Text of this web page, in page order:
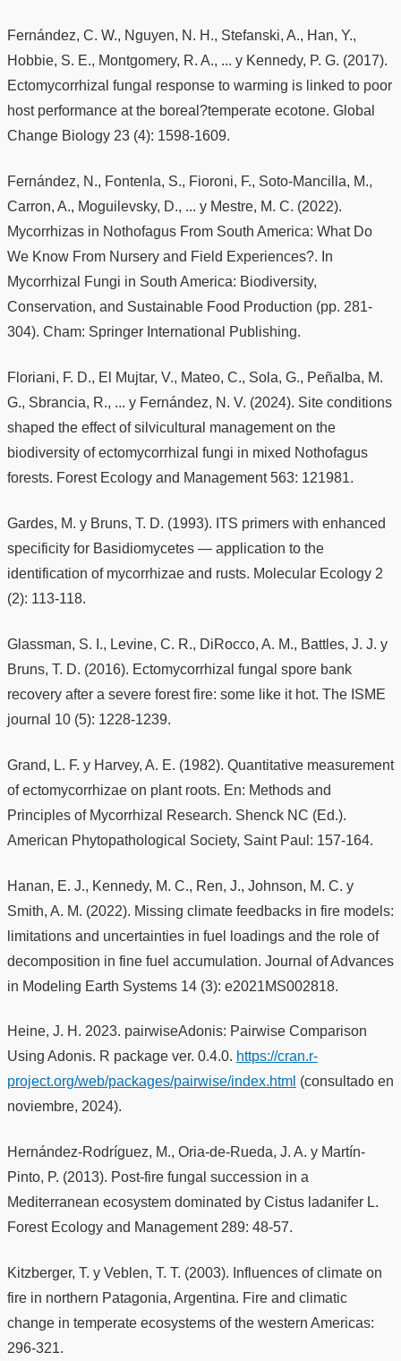
Fernández, C. W., Nguyen, N. H., Stefanski, A., Han, Y.,
Hobbie, S. E., Montgomery, R. A., ... y Kennedy, P. G. (2017).
Ectomycorrhizal fungal response to warming is linked to poor
host performance at the boreal?temperate ecotone. Global
Change Biology 23 (4): 1598-1609.
Fernández, N., Fontenla, S., Fioroni, F., Soto-Mancilla, M.,
Carron, A., Moguilevsky, D., ... y Mestre, M. C. (2022).
Mycorrhizas in Nothofagus From South America: What Do
We Know From Nursery and Field Experiences?. In
Mycorrhizal Fungi in South America: Biodiversity,
Conservation, and Sustainable Food Production (pp. 281-
304). Cham: Springer International Publishing.
Floriani, F. D., El Mujtar, V., Mateo, C., Sola, G., Peñalba, M.
G., Sbrancia, R., ... y Fernández, N. V. (2024). Site conditions
shaped the effect of silvicultural management on the
biodiversity of ectomycorrhizal fungi in mixed Nothofagus
forests. Forest Ecology and Management 563: 121981.
Gardes, M. y Bruns, T. D. (1993). ITS primers with enhanced
specificity for Basidiomycetes — application to the
identification of mycorrhizae and rusts. Molecular Ecology 2
(2): 113-118.
Glassman, S. I., Levine, C. R., DiRocco, A. M., Battles, J. J. y
Bruns, T. D. (2016). Ectomycorrhizal fungal spore bank
recovery after a severe forest fire: some like it hot. The ISME
journal 10 (5): 1228-1239.
Grand, L. F. y Harvey, A. E. (1982). Quantitative measurement
of ectomycorrhizae on plant roots. En: Methods and
Principles of Mycorrhizal Research. Shenck NC (Ed.).
American Phytopathological Society, Saint Paul: 157-164.
Hanan, E. J., Kennedy, M. C., Ren, J., Johnson, M. C. y
Smith, A. M. (2022). Missing climate feedbacks in fire models:
limitations and uncertainties in fuel loadings and the role of
decomposition in fine fuel accumulation. Journal of Advances
in Modeling Earth Systems 14 (3): e2021MS002818.
Heine, J. H. 2023. pairwiseAdonis: Pairwise Comparison
Using Adonis. R package ver. 0.4.0. https://cran.r-
project.org/web/packages/pairwise/index.html (consultado en
noviembre, 2024).
Hernández-Rodríguez, M., Oria-de-Rueda, J. A. y Martín-
Pinto, P. (2013). Post-fire fungal succession in a
Mediterranean ecosystem dominated by Cistus ladanifer L.
Forest Ecology and Management 289: 48-57.
Kitzberger, T. y Veblen, T. T. (2003). Influences of climate on
fire in northern Patagonia, Argentina. Fire and climatic
change in temperate ecosystems of the western Americas:
296-321.